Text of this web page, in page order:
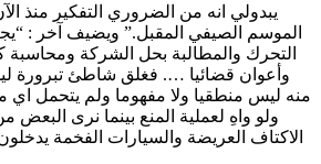
يبدولي انه من الضروري التفكير منذ
الموسم الصيفي المقبل.” ويضيف آخر :
التحرك والمطالبة بحل الشركة ومحاسبة
وأعوان قضائيا …. فغلق شاطئ تبرورة
منه ليس منطقيا ولا مفهوما ولم يتحمل اي
ولو واهِ لعملية المنع بينما نرى
الاكتاف العريضة والسيارات الفخمة